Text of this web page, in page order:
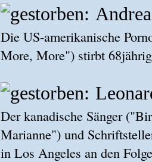
Die US-amerikanische
More, More") stirbt
Der kanadische Sänger
Marianne") und
in Los Angeles an den